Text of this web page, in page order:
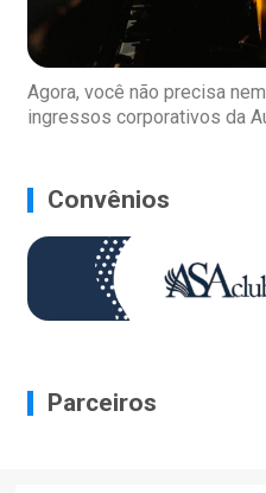
Agora, você não precisa
ingressos corporativos da
Convênios
Parceiros